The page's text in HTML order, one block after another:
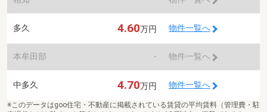
多久 4.60万円 物件一覧へ
本牟田部 - 物件一覧へ
中多久 4.70万円 物件一覧へ
※このデータはgoo住宅・不動産に掲載されている賃貸の平均賃料（管理費・駐